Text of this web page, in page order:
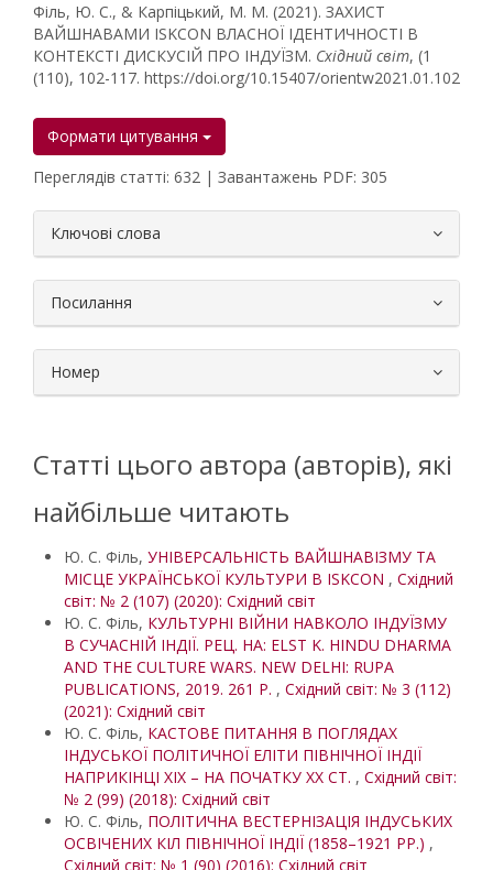
Філь, Ю. С., & Карпіцький, М. М. (2021). ЗАХИСТ
ВАЙШНАВАМИ ISKCON ВЛАСНОЇ ІДЕНТИЧНОСТІ В
КОНТЕКСТІ ДИСКУСІЙ ПРО ІНДУЇЗМ. Східний світ, (1
(110), 102-117. https://doi.org/10.15407/orientw2021.01.102
Формати цитування
Переглядів статті: 632 | Завантажень PDF: 305
Ключові слова
Посилання
Номер
Статті цього автора (авторів), які
найбільше читають
Ю. С. Філь, УНІВЕРСАЛЬНІСТЬ ВАЙШНАВІЗМУ ТА
МІСЦЕ УКРАЇНСЬКОЇ КУЛЬТУРИ В ISKCON , Східний
світ: № 2 (107) (2020): Східний світ
Ю. С. Філь, КУЛЬТУРНІ ВІЙНИ НАВКОЛО ІНДУЇЗМУ
В СУЧАСНІЙ ІНДІЇ. РЕЦ. НА: ELST K. HINDU DHARMA
AND THE CULTURE WARS. NEW DELHI: RUPA
PUBLICATIONS, 2019. 261 P. , Східний світ: № 3 (112)
(2021): Східний світ
Ю. С. Філь, КАСТОВЕ ПИТАННЯ В ПОГЛЯДАХ
ІНДУСЬКОЇ ПОЛІТИЧНОЇ ЕЛІТИ ПІВНІЧНОЇ ІНДІЇ
НАПРИКІНЦІ ХІХ – НА ПОЧАТКУ ХХ СТ. , Східний світ:
№ 2 (99) (2018): Східний світ
Ю. С. Філь, ПОЛІТИЧНА ВЕСТЕРНІЗАЦІЯ ІНДУСЬКИХ
ОСВІЧЕНИХ КІЛ ПІВНІЧНОЇ ІНДІЇ (1858–1921 РР.) ,
Східний світ: № 1 (90) (2016): Східний світ